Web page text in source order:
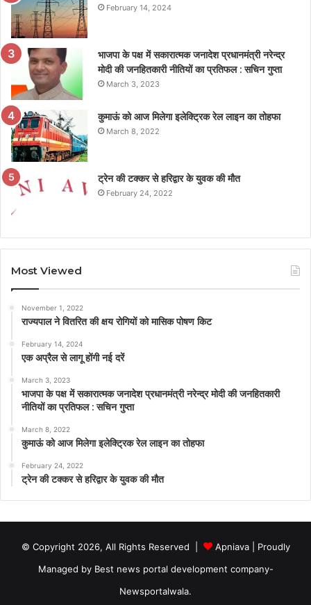
February 14, 2024
भाजपा के पक्ष में सकारात्मक जनादेश प्रधानमंत्री नरेन्द्र
मोदी की जनहितकारी नीतियों का प्रतिफल : सचिन गुप्ता
March 3, 2023
कुमाऊं को आज मिलेगा इलेक्ट्रिक रेल लाइन का तोहफा
March 8, 2022
ट्रेन की टक्कर से हरिद्वार के युवक की मौत
February 24, 2022
Most Viewed
November 1, 2022
राज्यपाल ने वितरित की क्षय रोगियों को मासिक पोषण किट
February 14, 2024
एक अप्रैल से लागू होंगी नई दरें
March 3, 2023
भाजपा के पक्ष में सकारात्मक जनादेश प्रधानमंत्री नरेन्द्र मोदी की जनहितकारी
नीतियों का प्रतिफल : सचिन गुप्ता
March 8, 2022
कुमाऊं को आज मिलेगा इलेक्ट्रिक रेल लाइन का तोहफा
February 24, 2022
ट्रेन की टक्कर से हरिद्वार के युवक की मौत
© Copyright 2026, All Rights Reserved | Apniava| Proudly
Managed by Best news portal development company-
Newsportalwala.